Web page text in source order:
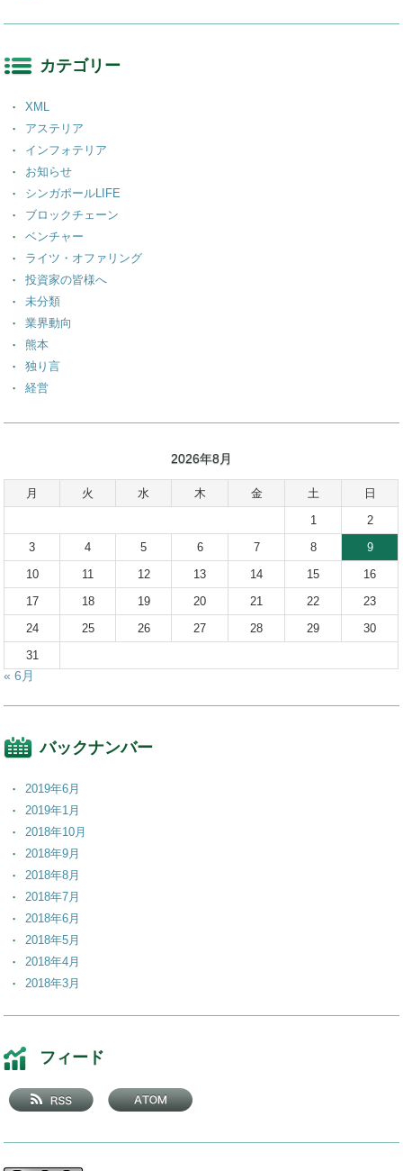
カテゴリー
XML
アステリア
インフォテリア
お知らせ
シンガポールLIFE
ブロックチェーン
ベンチャー
ライツ・オファリング
投資家の皆様へ
未分類
業界動向
熊本
独り言
経営
2026年8月
月 火 水 木 金 土
日
1
2
3
4 5 6 7 8
9
10
11 12 13 14 15
16
17
18 19 20 21 22
23
24
25 26 27 28 29
30
31
« 6月
バックナンバー
2019年6月
2019年1月
2018年10月
2018年9月
2018年8月
2018年7月
2018年6月
2018年5月
2018年4月
2018年3月
2017年12月
2017年11月
2017年10月
2017年9月
フィード